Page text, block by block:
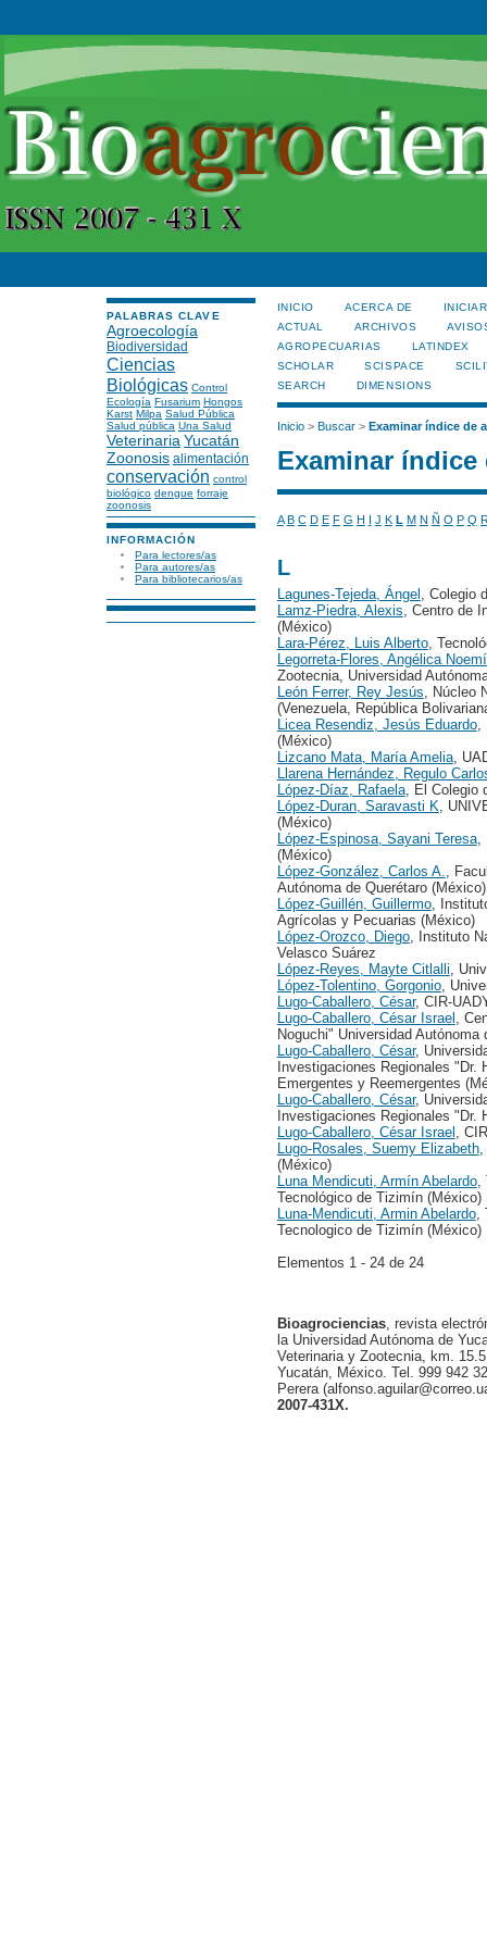
PALABRAS CLAVE
Agroecología
Biodiversidad
Ciencias
Biológicas Control
Ecología Fusarium Hongos
Karst Milpa Salud Pública
Salud pública Una Salud
Veterinaria Yucatán
Zoonosis alimentación
conservación control
biológico dengue forraje
zoonosis
INFORMACIÓN
Para lectores/as
Para autores/as
Para bibliotecarios/as
INICIO ACERCA DE
ACTUAL
ARCHIVOS
AGROPECUARIAS
LATINDEX
SCHOLAR
SCISPACE
SEARCH
DIMENSIONS
Inicio> Buscar> Examinar índice de
Examinar índice
A B C D E F G H I J K L M N Ñ O P Q
L
Lagunes-Tejeda, Ángel , Colegio
Lamz-Piedra, Alexis, Centro de
(México)
Lara-Pérez, Luis Alberto,
Legorreta-Flores, Angélica Noemí
Zootecnia, Universidad
León Ferrer, Rey Jesús, Núcleo
(Venezuela, República
Licea Resendiz, Jesús Eduardo,
(México)
Lizcano Mata, María Amelia,
Llarena Hernández, Regulo
López-Díaz, Rafaela, El Colegio
López-Duran, Saravasti K,
(México)
López-Espinosa, Sayani Teresa,
(México)
López-González, Carlos A.,
Autónoma de Querétaro (México)
López-Guillén, Guillermo,
Agrícolas y Pecuarias (México)
López-Orozco, Diego, Instituto
Velasco Suárez
López-Reyes, Mayte Citlalli,
López-Tolentino, Gorgonio,
Lugo-Caballero, César, CIR-
Lugo-Caballero, César Israel ,
Noguchi" Universidad Autónoma
Lugo-Caballero, César,
Investigaciones Regionales "Dr.
Emergentes y Reemergentes
Lugo-Caballero, César,
Investigaciones Regionales "Dr.
Lugo-Caballero, César Israel ,
Lugo-Rosales, Suemy Elizabeth,
(México)
Luna Mendicuti, Armín Abelardo,
Tecnológico de Tizimín (México)
Luna-Mendicuti, Armin Abelardo,
Tecnologico de Tizimín (México)
Elementos 1 - 24 de 24
Bioagrociencias, revista
la Universidad Autónoma de
Veterinaria y Zootecnia, km.
Yucatán, México. Tel. 999 942
Perera
2007-431X.